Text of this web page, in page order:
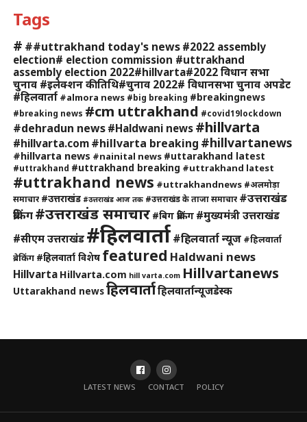
Tags
# ##uttrakhand today's news #2022 assembly
election# election commission #uttrakhand
assembly election 2022#hillvarta#2022 विधान सभा
चुनाव #इलेक्शन की तिथि#चुनाव 2022# विधानसभा चुनाव अपडेट
#हिलवार्ता #almora news #big breaking #breakingnews
#breaking news #cm uttrakhand #covid19lockdown
#dehradun news #Haldwani news #hillvarta
#hillvarta.com #hillvarta breaking #hillvartanews
#hillvarta news #nainital news #uttarakhand latest
#uttrakhand #uttrakhand breaking #uttrakhand latest
#uttrakhand news #uttrakhandnews #अलमोड़ा
समाचार #उत्तराखंड #उत्तराखंड आज तक #उत्तराखंड के ताजा समाचार #उत्तराखंड
ब्रेकिंग#उत्तराखंड समाचार #बिग ब्रेकिंग #मुख्यमंत्री उत्तराखंड
#सीएम उत्तराखंड #हिलवार्ता#हिलवार्ता न्यूज #हिलवार्ता
ब्रेकिंग #हिलवार्ता विशेष featured Haldwani news
Hillvarta Hillvarta.com hill varta.com Hillvartanews
Uttarakhand newsहिलवार्ताहिलवार्तान्यूजडेस्क
LATEST NEWS CONTACT POLICY